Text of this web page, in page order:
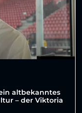
altbekanntes
– der Viktoria